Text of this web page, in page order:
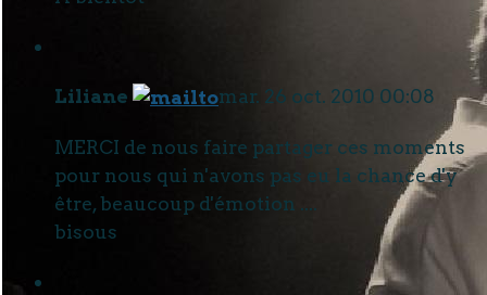
Liliane mar. 26 oct. 2010 00:08
MERCI de nous faire partager ces moments
pour nous qui n'avons pas eu la chance d'y
être, beaucoup d'émotion ....
bisous